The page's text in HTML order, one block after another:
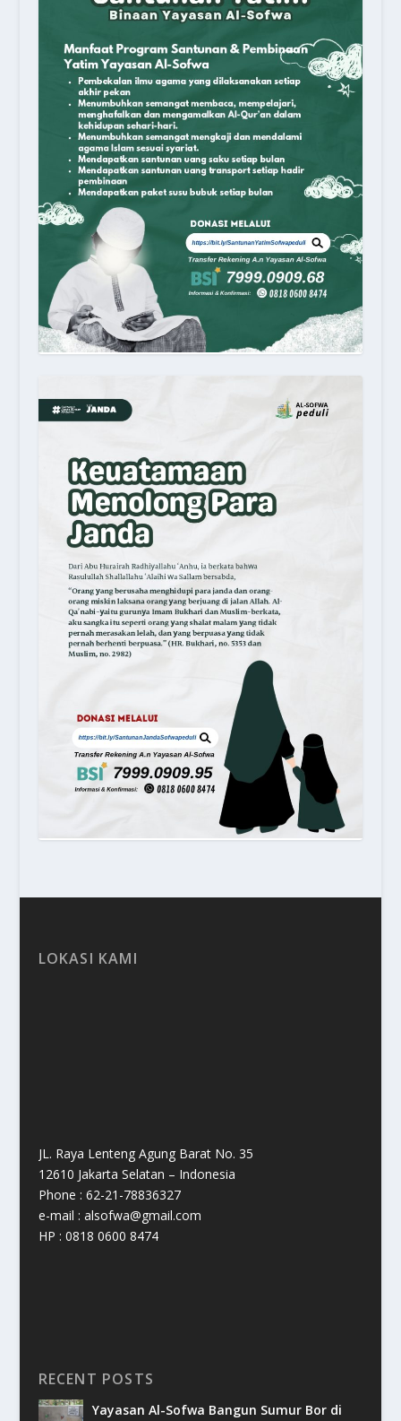
LOKASI KAMI
JL. Raya Lenteng Agung Barat No. 35
12610 Jakarta Selatan – Indonesia
Phone : 62-21-78836327
e-mail : alsofwa@gmail.com
HP : 0818 0600 8474
RECENT POSTS
Yayasan Al-Sofwa Bangun Sumur Bor di